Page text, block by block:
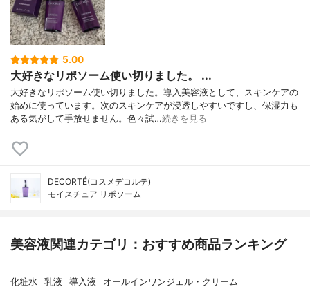
5.00
大好きなリポソーム使い切りました。 ...
大好きなリポソーム使い切りました。導入美容液として、スキンケアの
始めに使っています。次のスキンケアが浸透しやすいですし、保湿力も
ある気がして手放せません。色々試…続きを見る
DECORTÉ(コスメデコルテ)
モイスチュア リポソーム
美容液関連カテゴリ：おすすめ商品ランキング
化粧水 乳液 導入液 オールインワンジェル・クリーム